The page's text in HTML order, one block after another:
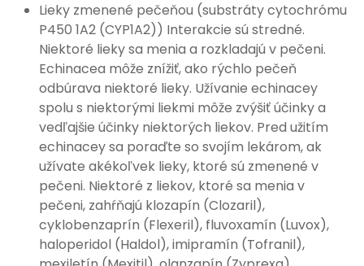
Lieky zmenené pečeňou (substráty cytochrómu
P450 1A2 (CYP1A2)) Interakcie sú stredné.
Niektoré lieky sa menia a rozkladajú v pečeni.
Echinacea môže znížiť, ako rýchlo pečeň
odbúrava niektoré lieky. Užívanie echinacey
spolu s niektorými liekmi môže zvýšiť účinky a
vedľajšie účinky niektorých liekov. Pred užitím
echinacey sa poraďte so svojím lekárom, ak
užívate akékoľvek lieky, ktoré sú zmenené v
pečeni. Niektoré z liekov, ktoré sa menia v
pečeni, zahŕňajú klozapín (Clozaril),
cyklobenzaprín (Flexeril), fluvoxamín (Luvox),
haloperidol (Haldol), imipramín (Tofranil),